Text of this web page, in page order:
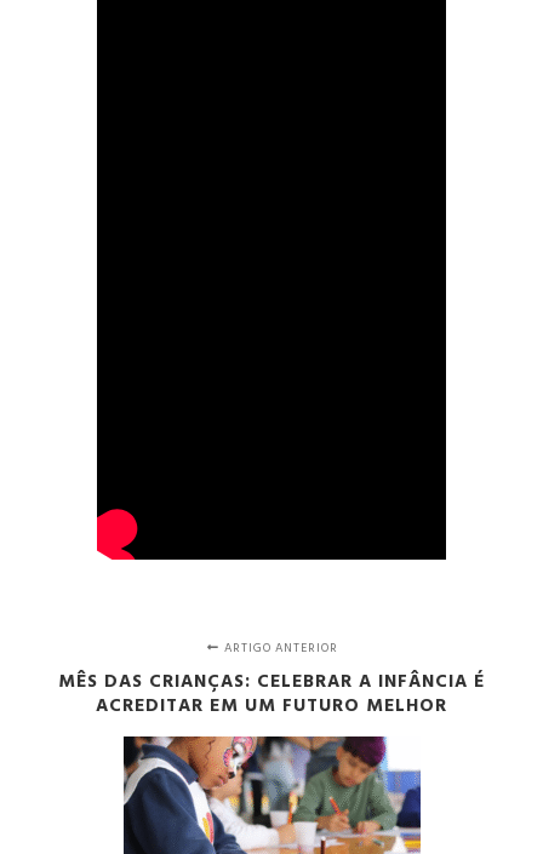
ARTIGO ANTERIOR
MÊS DAS CRIANÇAS: CELEBRAR A INFÂNCIA É
ACREDITAR EM UM FUTURO MELHOR